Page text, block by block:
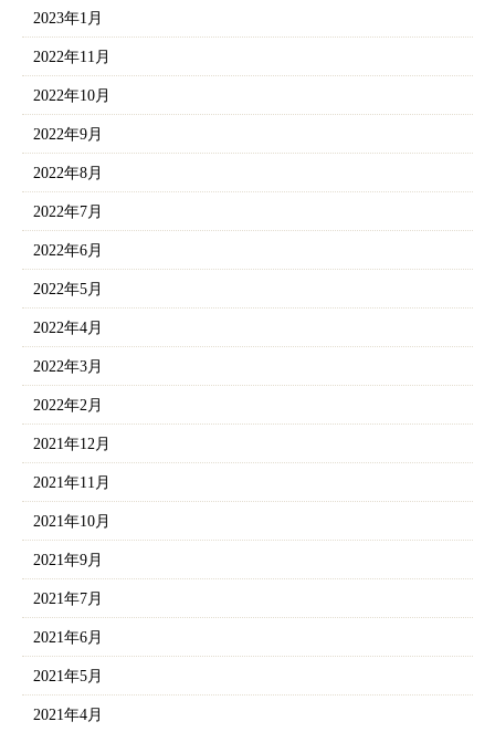
2023年1月
2022年11月
2022年10月
2022年9月
2022年8月
2022年7月
2022年6月
2022年5月
2022年4月
2022年3月
2022年2月
2021年12月
2021年11月
2021年10月
2021年9月
2021年7月
2021年6月
2021年5月
2021年4月